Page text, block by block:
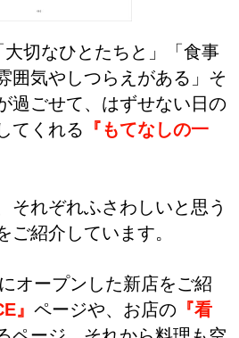
切なひとたちと」「食事
囲気やしつらえがある」そ
過ごせて、はずせない日の
てくれる 『もてなしの一
それぞれふさわしいと思う
ご紹介しています。
オープンした新店をご紹
』 ページや、お店の 『看